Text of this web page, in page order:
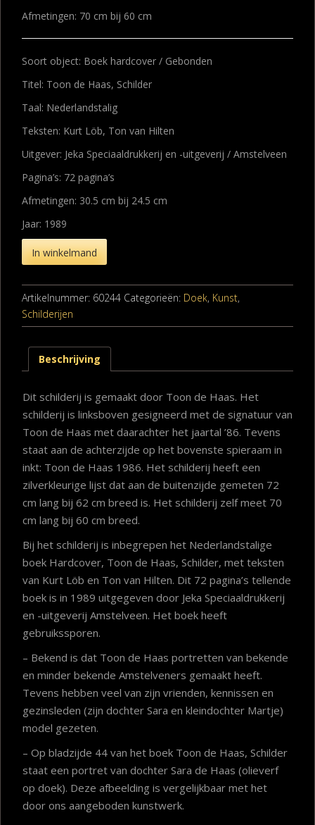
Afmetingen: 70 cm bij 60 cm
Soort object: Boek hardcover / Gebonden
Titel: Toon de Haas, Schilder
Taal: Nederlandstalig
Teksten: Kurt Löb, Ton van Hilten
Uitgever: Jeka Speciaaldrukkerij en -uitgeverij / Amstelveen
Pagina’s: 72 pagina’s
Afmetingen: 30.5 cm bij 24.5 cm
Jaar: 1989
In winkelmand
Artikelnummer: 60244 Categorieën: Doek, Kunst,
Schilderijen
Beschrijving
Dit schilderij is gemaakt door Toon de Haas. Het
schilderij is linksboven gesigneerd met de signatuur van
Toon de Haas met daarachter het jaartal ’86. Tevens
staat aan de achterzijde op het bovenste spieraam in
inkt: Toon de Haas 1986. Het schilderij heeft een
zilverkleurige lijst dat aan de buitenzijde gemeten 72
cm lang bij 62 cm breed is. Het schilderij zelf meet 70
cm lang bij 60 cm breed.
Bij het schilderij is inbegrepen het Nederlandstalige
boek Hardcover, Toon de Haas, Schilder, met teksten
van Kurt Löb en Ton van Hilten. Dit 72 pagina’s tellende
boek is in 1989 uitgegeven door Jeka Speciaaldrukkerij
en -uitgeverij Amstelveen. Het boek heeft
gebruikssporen.
– Bekend is dat Toon de Haas portretten van bekende
en minder bekende Amstelveners gemaakt heeft.
Tevens hebben veel van zijn vrienden, kennissen en
gezinsleden (zijn dochter Sara en kleindochter Martje)
model gezeten.
– Op bladzijde 44 van het boek Toon de Haas, Schilder
staat een portret van dochter Sara de Haas (olieverf
op doek). Deze afbeelding is vergelijkbaar met het
door ons aangeboden kunstwerk.